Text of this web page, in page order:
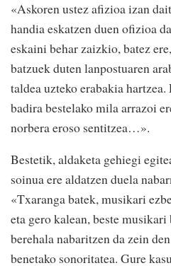
«Askoren ustez afizioa izan
handia eskatzen duen ofizioa
eskaini behar zaizkio, batez
batzuek duten lanpostuaren
taldea uzteko erabakia
badira bestelako mila arrazoi
norbera eroso sentitzea…».
Bestetik, aldaketa gehiegi
soinua ere aldatzen duela
«Txaranga batek, musikari
eta gero kalean, beste
berehala nabaritzen da zein
benetako sonoritatea. Gure